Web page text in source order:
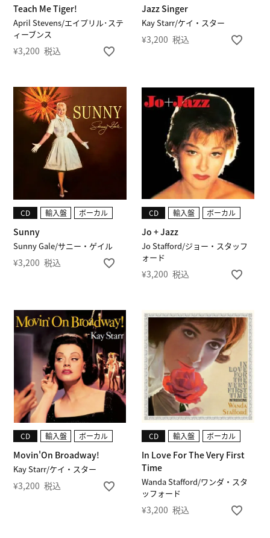
April Stevens/エイプリル･ステ
ィーブンス
Teach Me Tiger!
¥3,200 税込
Kay Starr/ケイ・スター
Jazz Singer
¥3,200 税込
Sunny Gale/サニー・ゲイル
Sunny
CD 輸入盤 ボーカル
¥3,200 税込
Jo Stafford/ジョー・スタッフ
ォード
Jo + Jazz
CD 輸入盤 ボーカル
¥3,200 税込
Kay Starr/ケイ・スター
Movin'On Broadway!
CD 輸入盤 ボーカル
¥3,200 税込
Wanda Stafford/ワンダ・スタ
ッフォード
In Love For The Very First
Time
CD 輸入盤 ボーカル
¥3,200 税込